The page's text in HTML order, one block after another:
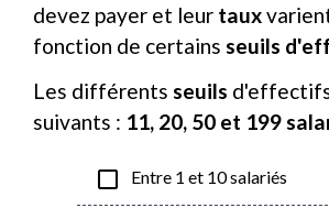
devez payer et leur taux
fonction de certains seuils
Les différents seuils
suivants : 11, 20, 50 et 199
check_box_outline_blank Entre 1 et 10 salariés